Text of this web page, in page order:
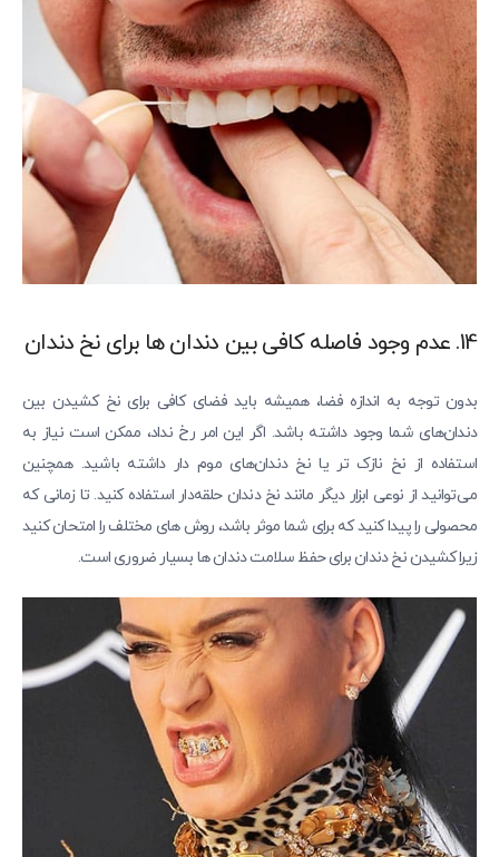
14. عدم وجود فاصله کافی بین دندان ها برای نخ دندان
بدون توجه به اندازه فضا، همیشه باید فضای کافی برای نخ کشیدن بین
دندان‌های شما وجود داشته باشد. اگر این امر رخ نداد، ممکن است نیاز به
استفاده از نخ نازک تر یا نخ دندان‌های موم دار داشته باشید. همچنین
می‌توانید از نوعی ابزار دیگر مانند نخ دندان حلقه‌دار استفاده کنید. تا زمانی که
محصولی را پیدا کنید که برای شما موثر باشد، روش های مختلف را امتحان کنید
زیرا کشیدن نخ دندان برای حفظ سلامت دندان ها بسیار ضروری است.